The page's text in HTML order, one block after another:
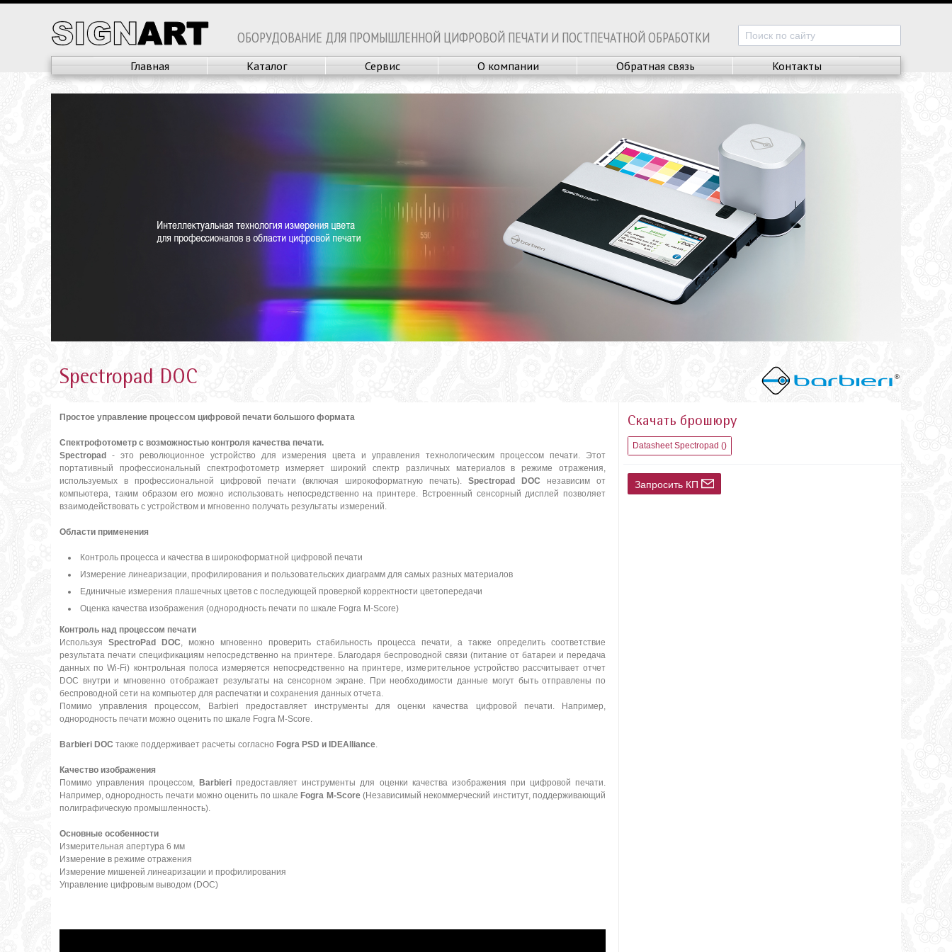
ОБОРУДОВАНИЕ ДЛЯ ПРОМЫШЛЕННОЙ ЦИФРОВОЙ ПЕЧАТИ И ПОСТПЕЧАТНОЙ ОБРАБОТКИ
Главная Каталог Сервис О компании Обратная связь Контакты
Spectropad DOC
Простое управление процессом цифровой печати большого формата
Спектрофотометр с возможностью контроля качества печати.
Spectropad - это революционное устройство для измерения цвета и управления технологическим процессом печати. Этот
портативный профессиональный спектрофотометр измеряет широкий спектр различных материалов в режиме отражения,
используемых в профессиональной цифровой печати (включая широкоформатную печать). Spectropad DOC независим от
компьютера, таким образом его можно использовать непосредственно на принтере. Встроенный сенсорный дисплей позволяет
взаимодействовать с устройством и мгновенно получать результаты измерений.
Области применения
Контроль процесса и качества в широкоформатной цифровой печати
Измерение линеаризации, профилирования и пользовательских диаграмм для самых разных материалов
Единичные измерения плашечных цветов с последующей проверкой корректности цветопередачи
Оценка качества изображения (однородность печати по шкале Fogra M-Score)
Контроль над процессом печати
Используя SpectroPad DOC , можно мгновенно проверить стабильность процесса печати, а также определить соответствие
результата печати спецификациям непосредственно на принтере. Благодаря беспроводной связи (питание от батареи и передача
данных по Wi-Fi) контрольная полоса измеряется непосредственно на принтере, измерительное устройство рассчитывает отчет
DOC внутри и мгновенно отображает результаты на сенсорном экране. При необходимости данные могут быть отправлены по
беспроводной сети на компьютер для распечатки и сохранения данных отчета.
Помимо управления процессом, Barbieri предоставляет инструменты для оценки качества цифровой печати. Например,
однородность печати можно оценить по шкале Fogra M-Score.
Barbieri DOC также поддерживает расчеты согласно Fogra PSD и IDEAlliance
Качество изображения
Помимо управления процессом,Barbieri предоставляет инструменты для оценки качества изображения при цифровой печати.
Например, однородность печати можно оценить по шкалеFogra M-Score(Независимый некоммерческий институт, поддерживающий
полиграфическую промышленность).
Основные особенности
Измерительная апертура 6 мм
Измерение в режиме отражения
Измерение мишеней линеаризации и профилирования
Управление цифровым выводом (DOC)
Скачать брошюру
Datasheet Spectropad ()
Запросить КП